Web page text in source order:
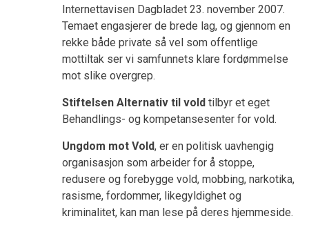
Internettavisen Dagbladet 23. november 2007.
Temaet engasjerer de brede lag, og gjennom en
rekke både private så vel som offentlige
mottiltak ser vi samfunnets klare fordømmelse
mot slike overgrep.
Stiftelsen Alternativ til vold tilbyr et eget
Behandlings- og kompetansesenter for vold.
Ungdom mot Vold, er en politisk uavhengig
organisasjon som arbeider for å stoppe,
redusere og forebygge vold, mobbing, narkotika,
rasisme, fordommer, likegyldighet og
kriminalitet, kan man lese på deres hjemmeside.